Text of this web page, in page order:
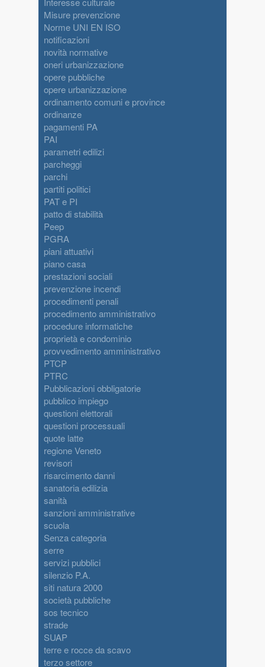
Misure prevenzione
Norme UNI EN ISO
notificazioni
novità normative
oneri urbanizzazione
opere pubbliche
opere urbanizzazione
ordinamento comuni e province
ordinanze
pagamenti PA
PAI
parametri edilizi
parcheggi
parchi
partiti politici
PAT e PI
patto di stabilità
Peep
PGRA
piani attuativi
piano casa
prestazioni sociali
prevenzione incendi
procedimenti penali
procedimento amministrativo
procedure informatiche
proprietà e condominio
provvedimento amministrativo
PTCP
PTRC
Pubblicazioni obbligatorie
pubblico impiego
questioni elettorali
questioni processuali
quote latte
regione Veneto
revisori
risarcimento danni
sanatoria edilizia
sanità
sanzioni amministrative
scuola
Senza categoria
serre
servizi pubblici
silenzio P.A.
siti natura 2000
società pubbliche
sos tecnico
strade
SUAP
terre e rocce da scavo
terzo settore